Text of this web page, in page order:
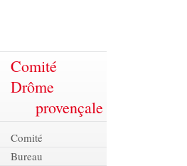
Comité
Drôme
provençale
Comité
Bureau